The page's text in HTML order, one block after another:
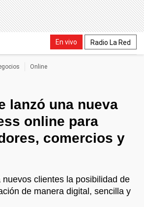
En vivo Radio La Red
Online
lanzó una nueva
online para
comercios y
clientes la posibilidad de
de manera digital, sencilla y